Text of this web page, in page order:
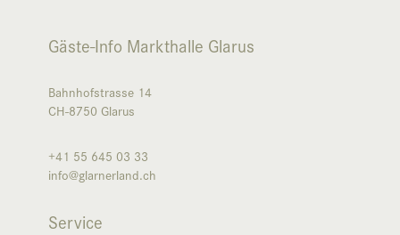
Gäste-Info Markthalle Glarus
Bahnhofstrasse 14
CH-8750 Glarus
+41 55 645 03 33
info@glarnerland.ch
Service